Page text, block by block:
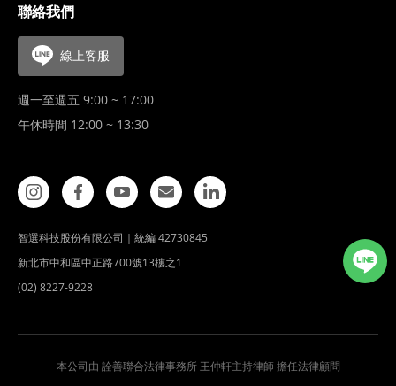
聯絡我們
線上客服
週一至週五 9:00 ~ 17:00
午休時間 12:00 ~ 13:30
智選科技股份有限公司｜統編 42730845
新北市中和區中正路700號13樓之1
(02) 8227-9228
本公司由 詮善聯合法律事務所 王仲軒主持律師 擔任法律顧問